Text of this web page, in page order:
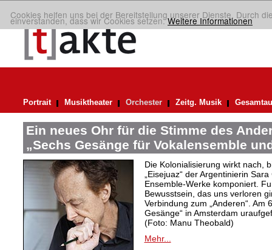
Cookies helfen uns bei der Bereitstellung unserer Dienste. Durch
einverstanden, dass wir Cookies setzen.Weitere Informationen
Portrait Musiktheater Orchester Zeitg. Musik
Ein neues Ohr für die Stimme des
„Sechs Gesänge für Vokalensemble
Die Kolonialisierung wirkt nach,
„Eisejuaz“ der Argentinierin
Ensemble-Werke komponiert.
Bewusstsein, das uns verloren
Verbindung zum „Anderen“. Am
Gesänge“ in Amsterdam
(Foto: Manu Theobald)
Mehr...